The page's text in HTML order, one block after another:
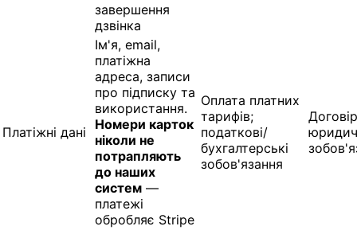
завершення
дзвінка
Платіжні дані
Ім'я, email,
платіжна
адреса, записи
про підписку та
використання.
Номери карток
ніколи не
потрапляють
до наших
систем —
платежі
обробляє Stripe
Оплата платних
тарифів;
податкові/
бухгалтерські
зобов'язання